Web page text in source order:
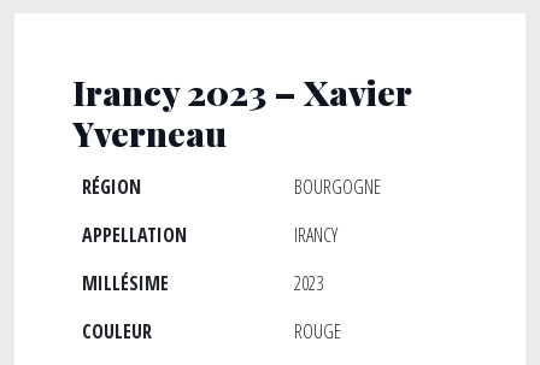
Irancy 2023 – Xavier
Yverneau
RÉGION
BOURGOGNE
APPELLATION
IRANCY
MILLÉSIME
2023
COULEUR
ROUGE